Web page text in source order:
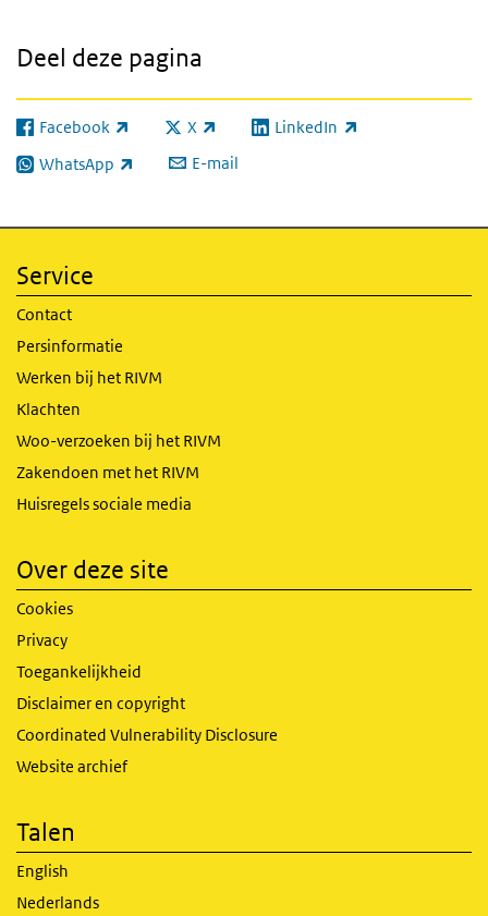
Deel deze pagina
Facebook
(externe link) X
(externe link) LinkedIn
(externe link)
WhatsApp
(externe link) E-mail
Service
Contact
Persinformatie
Werken bij het RIVM
Klachten
Woo-verzoeken bij het RIVM
Zakendoen met het RIVM
Huisregels sociale media
Over deze site
Cookies
Privacy
Toegankelijkheid
Disclaimer en copyright
Coordinated Vulnerability Disclosure
Website archief
Talen
English
Nederlands